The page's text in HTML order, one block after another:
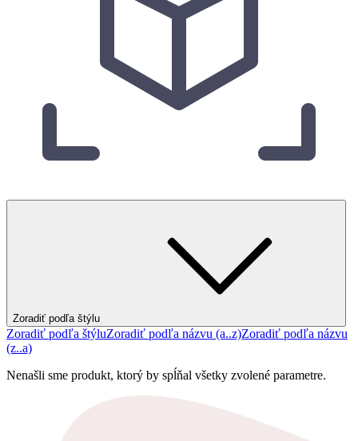
Zoradiť podľa štýlu
Zoradiť podľa štýluZoradiť podľa názvu (a..z)Zoradiť podľa názvu
(z..a)
Nenašli sme produkt, ktorý by spĺňal všetky zvolené parametre.